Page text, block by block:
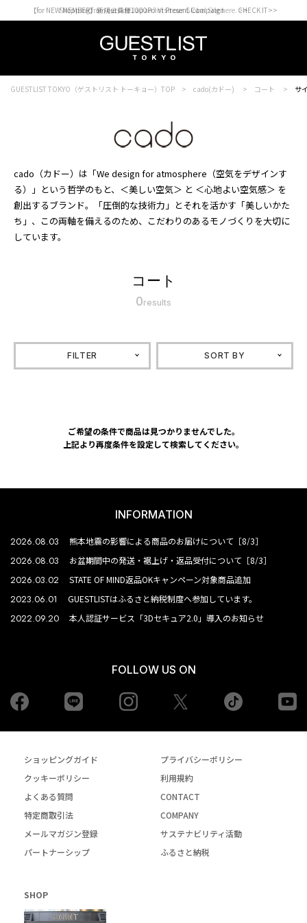
Shopping from outside Japan? Visit our Global Site here. >>
【for NEW MEMBER】新規会員様1000Point Present Campaign CHECK IT>>
GUESTLIST TOKYO（ゲストリスト トーキョー）TOP cado(カドー) コート サ
cado（カドー）は「We design for atmosphere（空気をデザインす
る）」という哲学のもと、＜美しい空気＞ と ＜心地よい空気感＞ を
創出するブランド。「圧倒的な技術力」とそれを活かす「美しいかた
ち」、この両軸を備えるのため、こだわりのあるモノづくりを大切に
しています。
コート
0results
FILTER SORT BY
ご希望の条件で商品は見つかりませんでした。
上記より再度条件を設定して検索してください。
INFORMATION
2026.08.03 熊本地震の影響による商品のお届けについて［8/3］
2026.08.03 お盆期間中の発送・裾上げ・返品受付について［8/3］
2026.03.02 STATE OF MIND返品OKキャンペーン対象商品追加
2023.06.01 GUESTLISTはふるさと納税制度へ参加しています。
2022.09.20 本人認証サービス「3Dセキュア2.0」導入のお知らせ
FOLLOW US ON
Facebook Instagram tiktok
ショッピングガイド
プライバシーポリシー
クッキーポリシー
利用規約
よくある質問
CONTACT
特定商取引法
COMPANY
メールマガジン登録
サステナビリティ活動
パートナーシップ
ふるさと納税
SHOP